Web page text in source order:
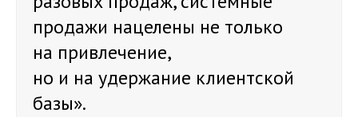
продажи нацелены не только
на привлечение,
но и на удержание клиентской
базы».